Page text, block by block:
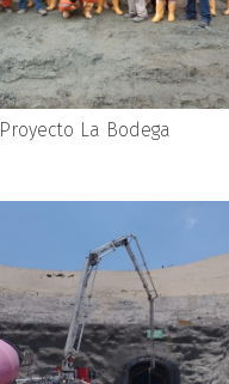
Proyecto La Bodega